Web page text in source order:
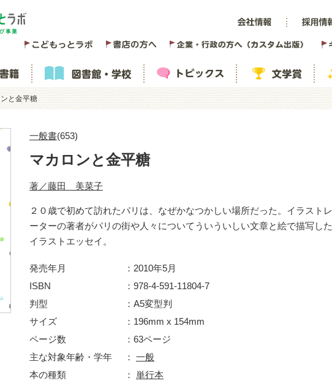
と金平糖
一般書(653)
マカロンと金平糖
著／藤田 美菜子
２０歳で初めて訪れたパリは、なぜかなつかしい場所だった。イラストレ
ーターの著者がパリの街や人々についてういういしい文章と絵で描写した
イラストエッセイ。
発売年月
2010年5月
ISBN
978-4-591-11804-7
判型
A5変型判
サイズ
196mm x 154mm
ページ数
63ページ
主な対象年齢・学年
一般
本の種類
単行本